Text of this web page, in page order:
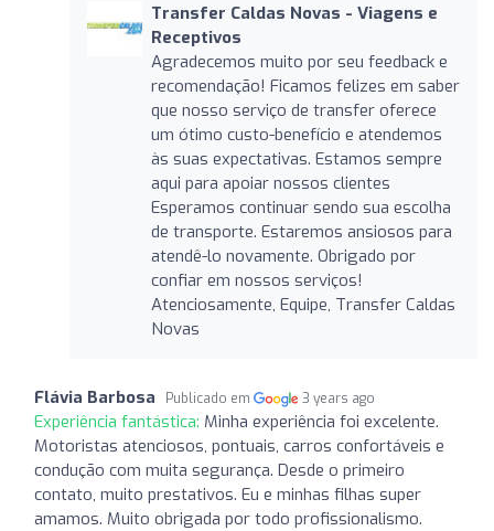
Transfer Caldas Novas - Viagens e
Receptivos
Agradecemos muito por seu feedback e
recomendação! Ficamos felizes em saber
que nosso serviço de transfer oferece
um ótimo custo-benefício e atendemos
às suas expectativas. Estamos sempre
aqui para apoiar nossos clientes
Esperamos continuar sendo sua escolha
de transporte. Estaremos ansiosos para
atendê-lo novamente. Obrigado por
confiar em nossos serviços!
Atenciosamente, Equipe, Transfer Caldas
Novas
Flávia Barbosa Publicado em 3 years ago
Experiência fantástica: Minha experiência foi excelente.
Motoristas atenciosos, pontuais, carros confortáveis e
condução com muita segurança. Desde o primeiro
contato, muito prestativos. Eu e minhas filhas super
amamos. Muito obrigada por todo profissionalismo.